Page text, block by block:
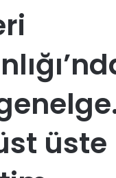
üste